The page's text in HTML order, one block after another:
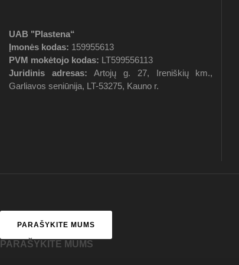
UAB "Plastena“
Įmonės kodas: 159955613
PVM mokėtojo kodas: LT599556113
Juridinis adresas:Artojų g. 27, Ireniškių km.,
Garliavos seniūnija, LT-53275, Kauno r.
PARAŠYKITE MUMS
PARAŠYKITE MUMS